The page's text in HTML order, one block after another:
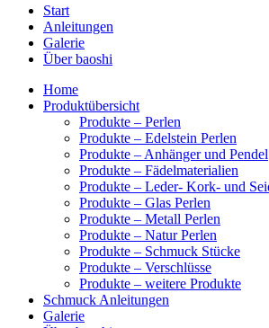
Start
Anleitungen
Galerie
Über baoshi
Home
Produktübersicht
Produkte – Perlen
Produkte – Edelstein Perlen
Produkte – Anhänger und Pendel
Produkte – Fädelmaterialien
Produkte – Leder- Kork- und
Produkte – Glas Perlen
Produkte – Metall Perlen
Produkte – Natur Perlen
Produkte – Schmuck Stücke
Produkte – Verschlüsse
Produkte – weitere Produkte
Schmuck Anleitungen
Galerie